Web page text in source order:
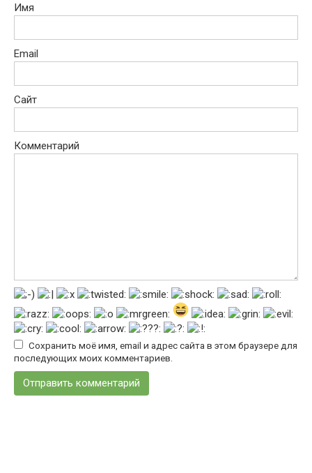
Имя
Email
Сайт
Комментарий
Сохранить моё имя, email и адрес сайта в этом браузере для
последующих моих комментариев.